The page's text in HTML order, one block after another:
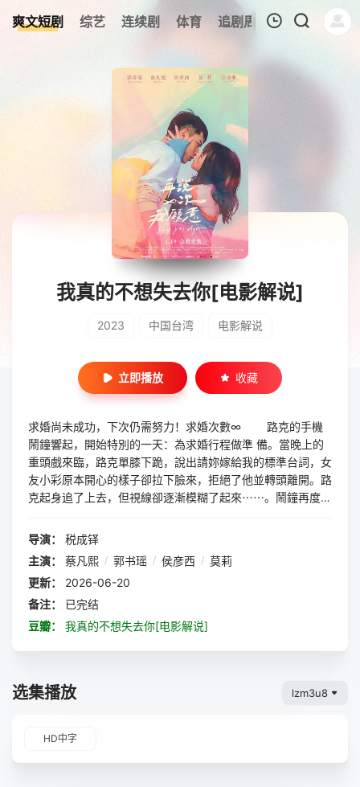
爽文短剧 综艺 连续剧 体育 追剧周表 今日更新
0
暂无观看影片的记录
我真的不想失去你[电影解说]
2023 中国台湾 电影解说
立即播放 收藏
求婚尚未成功，下次仍需努力！求婚次數∞ 路克的手機
鬧鐘響起，開始特別的一天：為求婚行程做準 備。當晚上的
重頭戲來臨，路克單膝下跪，說出請妳嫁給我的標準台詞，女
友小彩原本開心的樣子卻拉下臉來，拒絕了他並轉頭離開。路
克起身追了上去，但視線卻逐漸模糊了起來⋯⋯。鬧鐘再度響
絕求婚！女友的拒絕彷彿一道咒語，日復一日陷入求婚的無限
凡熙及郭書瑤繼《通靈少女》後二度攜手合作，以時間不停回
朔的概念為主題，展開一場瘋狂又奇幻的求婚之旅，宛如青春
浪漫版的《今天暫時停止》。
导演：
税成铎
主演：
蔡凡熙 / 郭书瑶 / 侯彦西 / 莫莉
更新：
2026-06-20
备注：
已完结
豆瓣：
我真的不想失去你[电影解说]
选集播放 lzm3u8
HD中字